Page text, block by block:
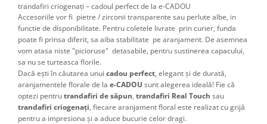
trandafiri criogenați – cadoul perfect de la e-CADOU
Accesoriile vor fi pietre / zirconii transparente sau perlute albe, in
functie de disponibilitate. Pentru coletele livrate prin curier, funda
poate fi prinsa diferit, sa aiba stabilitate pe aranjament. De asemnea
vom atasa niste "picioruse" detasabile, pentru sustinerea capacului,
sa nu se turteasca florile.
Dacă ești în căutarea unui cadou perfect, elegant și de durată,
aranjamentele florale de la e-CADOU sunt alegerea ideală! Fie că
optezi pentrutrandafiri de săpun, trandafiri Real Touch sau
trandafiri criogenați, fiecare aranjament floral este realizat cu grijă
pentru a impresiona și a aduce bucurie celor dragi.